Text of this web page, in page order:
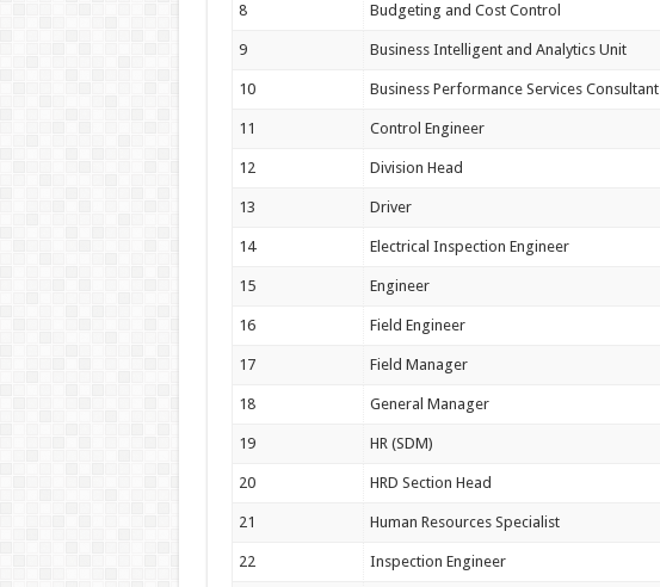
8 Budgeting and Cost Control
9 Business Intelligent and Analytics Unit
10 Business Performance Services Consultant
11 Control Engineer
12 Division Head
13 Driver
14 Electrical Inspection Engineer
15 Engineer
16 Field Engineer
17 Field Manager
18 General Manager
19 HR (SDM)
20 HRD Section Head
21 Human Resources Specialist
22 Inspection Engineer